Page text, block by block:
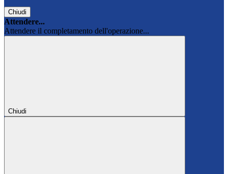
Chiudi
Attendere...
Attendere il completamento dell'operazione...
Chiudi